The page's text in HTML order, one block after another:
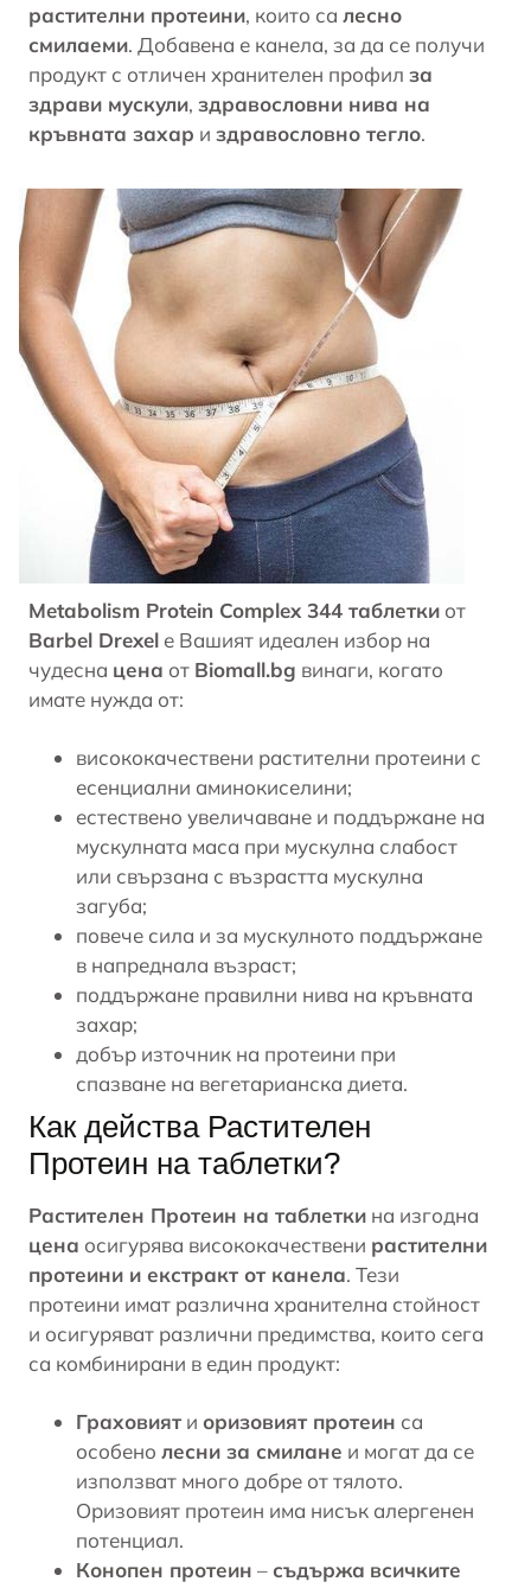
растителни протеини, които са лесно
смилаеми. Добавена е канела, за да се получи
продукт с отличен хранителен профил за
здрави мускули, здравословни нива на
кръвната захар и здравословно тегло.
Metabolism Protein Complex 344 таблетки от
Barbel Drexel е Вашият идеален избор на
чудесна цена от Biomall.bg винаги, когато
имате нужда от:
висококачествени растителни протеини с
есенциални аминокиселини;
естествено увеличаване и поддържане на
мускулната маса при мускулна слабост
или свързана с възрастта мускулна
загуба;
повече сила и за мускулното поддържане
в напреднала възраст;
поддържане правилни нива на кръвната
захар;
добър източник на протеини при
спазване на вегетарианска диета.
Как действа Растителен
Протеин на таблетки?
Растителен Протеин на таблетки на изгодна
цена осигурява висококачествени растителни
протеини и екстракт от канела. Тези
протеини имат различна хранителна стойност
и осигуряват различни предимства, които сега
са комбинирани в един продукт:
Граховият и оризовият протеин са
особено лесни за смилане и могат да се
използват много добре от тялото.
Оризовият протеин има нисък алергенен
потенциал.
Конопен протеин –съдържа всичките